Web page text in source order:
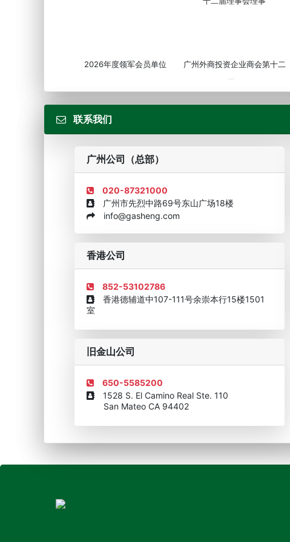
2026年度领军会员单位
广州外商投资企业商会第十二
届...
企业诚信AAAAA奖牌2015 欧美澳最具价值品牌移民机构
联系我们
广州公司（总部）
020-87321000
广州市先烈中路69号东山广场18楼
info@gasheng.com
香港公司
852-53102786
香港德辅道中107-111号余崇本行15楼1501
室
旧金山公司
650-5585200
1528 S. El Camino Real Ste. 110
San Mateo CA 94402